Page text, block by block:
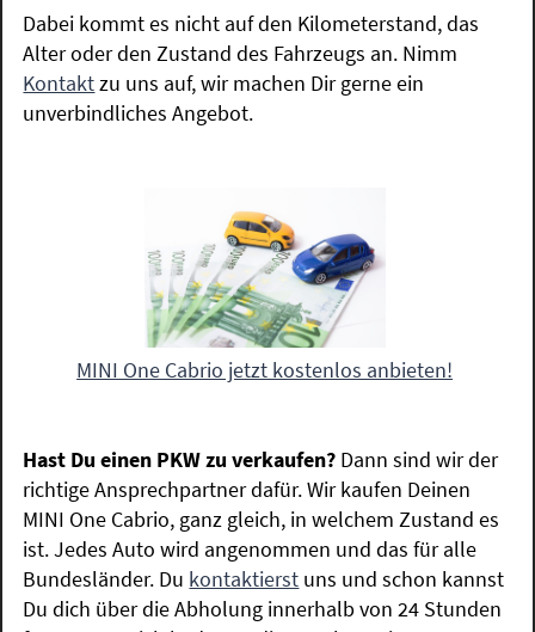
Dabei kommt es nicht auf den Kilometerstand, das
Alter oder den Zustand des Fahrzeugs an. Nimm
Kontaktzu uns auf, wir machen Dir gerne ein
unverbindliches Angebot.
MINI One Cabrio jetzt kostenlos anbieten!
Hast Du einen PKW zu verkaufen? Dann sind wir der
richtige Ansprechpartner dafür. Wir kaufen Deinen
MINI One Cabrio, ganz gleich, in welchem Zustand es
ist. Jedes Auto wird angenommen und das für alle
Bundesländer. Du kontaktierst uns und schon kannst
Du dich über die Abholung innerhalb von 24 Stunden